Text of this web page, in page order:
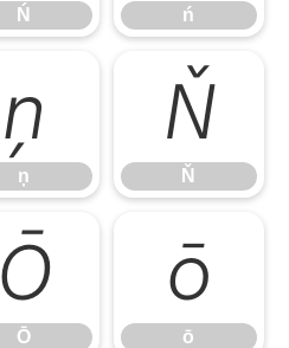
Ń ń
ņ
ņ
Ň
Ň
Ō
Ō
ō
ō